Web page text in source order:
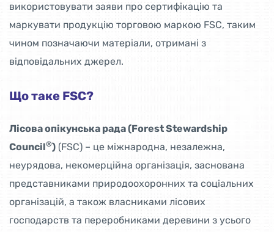
використовувати заяви про сертифікацію та
маркувати продукцію торговою маркою FSC, таким
чином позначаючи матеріали, отримані з
відповідальних джерел.
Що таке FSC?
Лісова опікунська рада (Forest Stewardship
Council®) (FSC) – це міжнародна, незалежна,
неурядова, некомерційна організація, заснована
представниками природоохоронних та соціальних
організацій, а також власниками лісових
господарств та переробниками деревини з усього